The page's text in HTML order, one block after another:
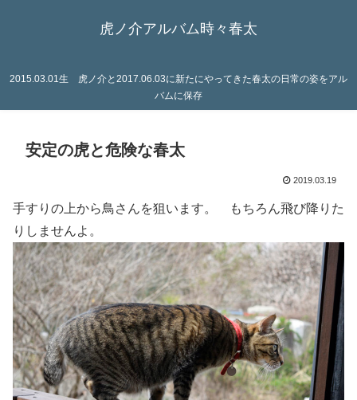
虎ノ介アルバム時々春太
2015.03.01生 虎ノ介と2017.06.03に新たにやってきた春太の日常の姿をアル
バムに保存
安定の虎と危険な春太
2019.03.19
手すりの上から鳥さんを狙います。 もちろん飛び降りた
りしませんよ。